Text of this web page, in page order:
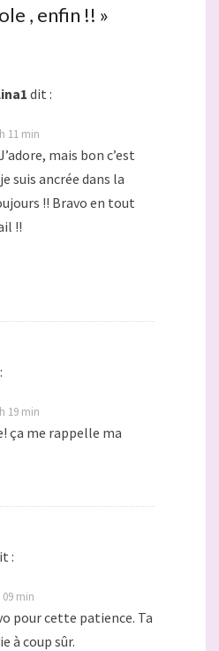
, enfin !! »
dit :
11 min
mais bon c’est
suis ancrée dans la
!! Bravo en tout
!!
19 min
ça me rappelle ma
:
09 min
pour cette patience. Ta
à coup sûr.